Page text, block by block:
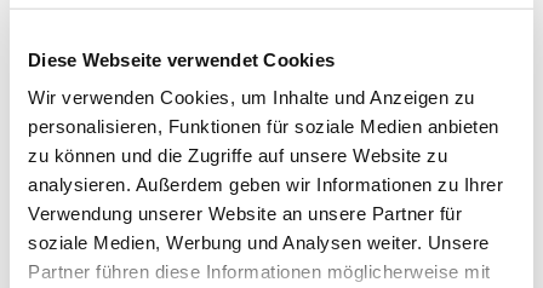
Diese Webseite verwendet Cookies
Wir verwenden Cookies, um Inhalte und Anzeigen zu
personalisieren, Funktionen für soziale Medien anbieten
zu können und die Zugriffe auf unsere Website zu
analysieren. Außerdem geben wir Informationen zu Ihrer
Verwendung unserer Website an unsere Partner für
soziale Medien, Werbung und Analysen weiter. Unsere
Partner führen diese Informationen möglicherweise mit